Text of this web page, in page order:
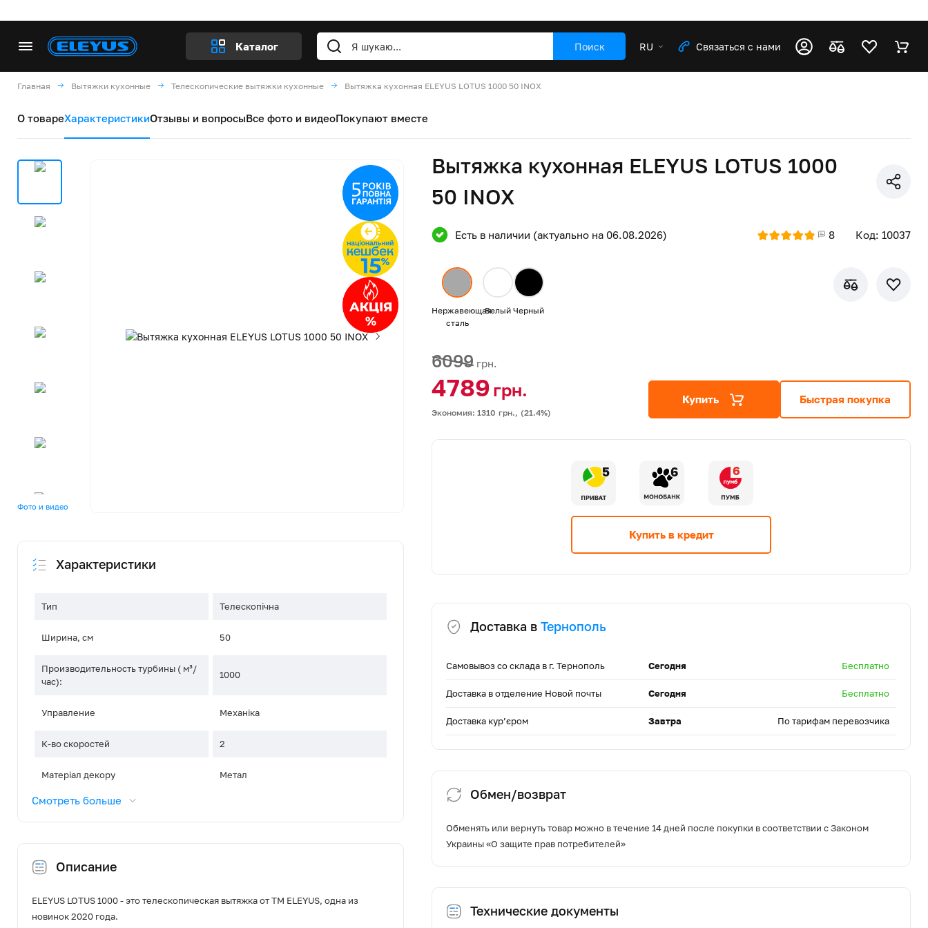
Каталог Поиск RU Связаться с нами
Главная Вытяжки кухонные Телескопические вытяжки кухонные Вытяжка кухонная ELEYUS LOTUS 1000 50 INOX
О товареХарактеристикиОтзывы и вопросыВсе фото и видеоПокупают вместе
Фото и видео
Характеристики
Тип Телескопічна
Ширина, см 50
Производительность турбины ( м³/
час):
1000
Управление Механіка
К-во скоростей 2
Матеріал декору Метал
Тип освещения
Диаметр воздуховода, мм
Режим роботи Відведення / Рециркуляція
Смотреть больше
Описание
ELEYUS LOTUS 1000 - это телескопическая вытяжка от ТМ ELEYUS, одна из
новинок 2020 года.
Вытяжка кухонная ELEYUS LOTUS 1000
50 INOX
Есть в наличии (актуально на 06.08.2026) 8 Код: 10037
Нержавеющая
сталь
Белый Черный
6099 грн.
4789грн.
Экономия: 1310 грн., (21.4%)
Купить Быстрая покупка
5 6 6
Купить в кредит
Доставка в Тернополь
Самовывоз со склада в г. Тернополь Сегодня Бесплатно
Доставка в отделение Новой почты Сегодня Бесплатно
Доставка кур’єром Завтра По тарифам перевозчика
Обмен/возврат
Обменять или вернуть товар можно в течение 14 дней после покупки в соответствии с Законом
Украины «О защите прав потребителей»
Технические документы